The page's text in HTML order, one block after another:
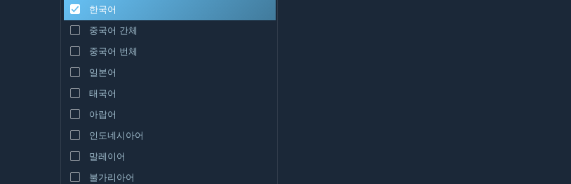
한국어
중국어 간체
중국어 번체
일본어
태국어
아랍어
인도네시아어
말레이어
불가리아어